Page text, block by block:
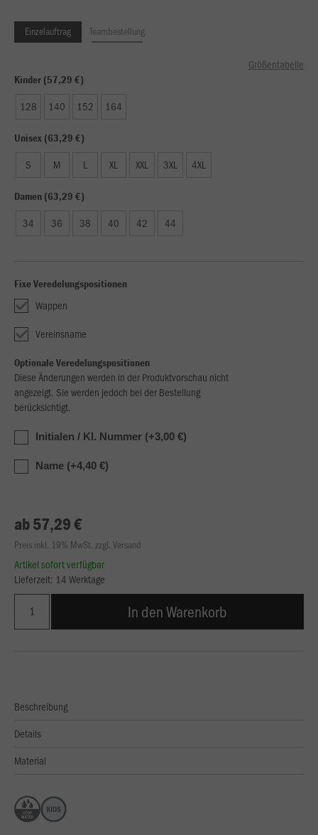
Einzelauftrag Teambestellung
Größentabelle
Kinder (57,29 €)
128 140 152 164
Unisex (63,29 €)
S M L XL XXL 3XL 4XL
Damen (63,29 €)
34 36 38 40 42 44
Fixe Veredelungspositionen
Wappen
Vereinsname
Optionale Veredelungspositionen
Diese Änderungen werden in der Produktvorschau nicht
angezeigt. Sie werden jedoch bei der Bestellung
berücksichtigt.
Initialen / Kl. Nummer (+3,00 €)
Name (+4,40 €)
ab 57,29 €
Preis inkl. 19% MwSt. zzgl. Versand
Artikel sofort verfügbar
Lieferzeit: 14 Werktage
In den Warenkorb
Beschreibung
Details
Material